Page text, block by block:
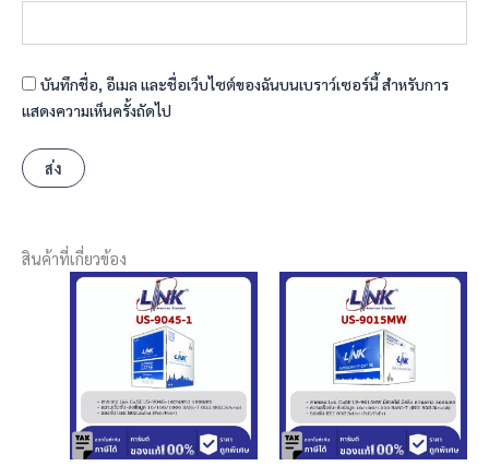
บันทึกชื่อ, อีเมล และชื่อเว็บไซต์ของฉันบนเบราว์เซอร์นี้ สำหรับการ
แสดงความเห็นครั้งถัดไป
สินค้าที่เกี่ยวข้อง